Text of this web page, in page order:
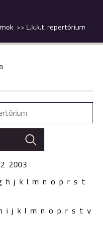
L.k.k.t. repertórium
2003
h j k l m n o p r s t
i j k l m n o p r s t v